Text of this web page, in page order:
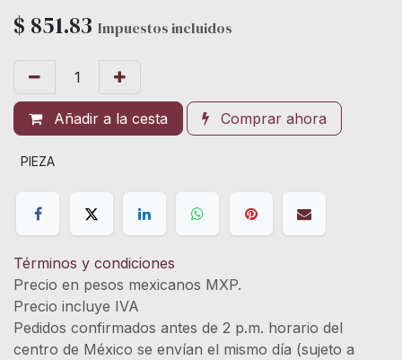
$ 851.83 Impuestos incluidos
Añadir a la cesta Comprar ahora
PIEZA
Términos y condiciones
Precio en pesos mexicanos MXP.
Precio incluye IVA
Pedidos confirmados antes de 2 p.m. horario del
centro de México se envían el mismo día (sujeto a